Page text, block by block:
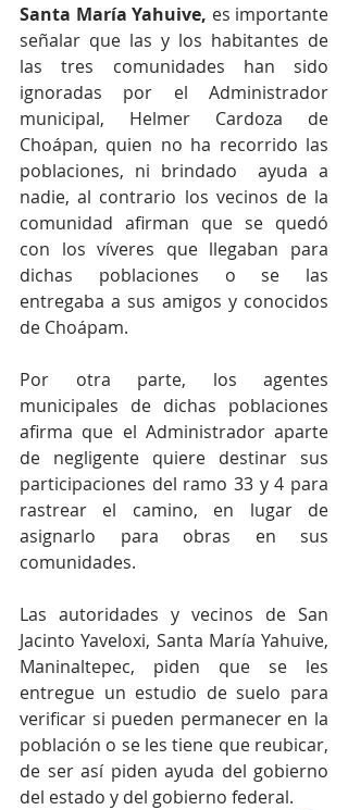
Santa María Yahuive, es importante
señalar que las y los habitantes de
las tres comunidades han sido
ignoradas por el Administrador
municipal, Helmer Cardoza de
Choápan, quien no ha recorrido las
poblaciones, ni brindado  ayuda a
nadie, al contrario los vecinos de la
comunidad afirman que se quedó
con los víveres que llegaban para
dichas poblaciones o se las
entregaba a sus amigos y conocidos
de Choápam.
Por otra parte, los agentes
municipales de dichas poblaciones
afirma que el Administrador aparte
de negligente quiere destinar sus
participaciones del ramo 33 y 4 para
rastrear el camino, en lugar de
asignarlo para obras en sus
comunidades.
Las autoridades y vecinos de San
Jacinto Yaveloxi, Santa María Yahuive,
Maninaltepec, piden que se les
entregue un estudio de suelo para
verificar si pueden permanecer en la
población o se les tiene que reubicar,
de ser así piden ayuda del gobierno
del estado y del gobierno federal.